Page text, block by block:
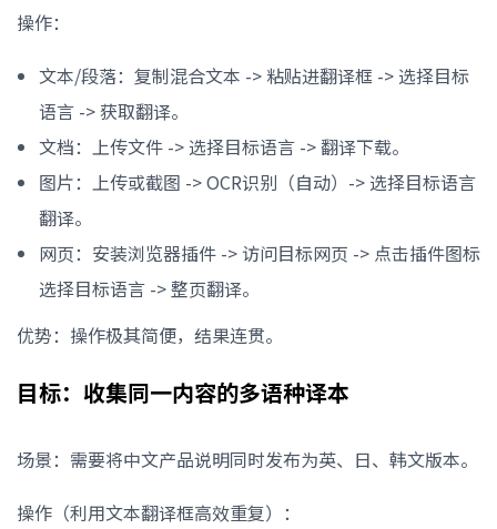
操作：
文本/段落：复制混合文本 -> 粘贴进翻译框 -> 选择目标
语言 -> 获取翻译。
文档：上传文件 -> 选择目标语言 -> 翻译下载。
图片：上传或截图 -> OCR识别（自动）-> 选择目标语言
翻译。
网页：安装浏览器插件 -> 访问目标网页 -> 点击插件图标
选择目标语言 -> 整页翻译。
优势：操作极其简便，结果连贯。
目标：收集同一内容的多语种译本
场景：需要将中文产品说明同时发布为英、日、韩文版本。
操作（利用文本翻译框高效重复）：